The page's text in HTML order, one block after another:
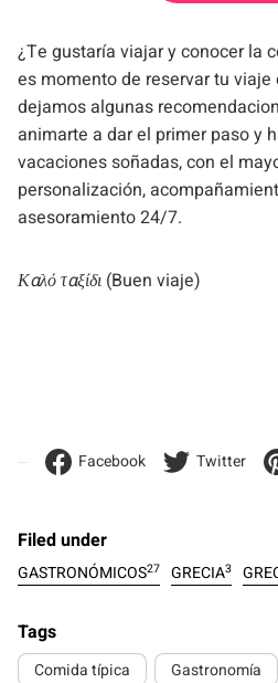
¿Te gustaría viajar y conocer la
es momento de reservar tu viaje
dejamos algunas
animarte a dar el primer paso y
vacaciones soñadas, con el
personalización,
asesoramiento 24/7.
Καλό ταξίδι (Buen viaje)
Facebook Twitter
Filed under
GASTRONÓMICOS27 GRECIA3
Tags
Comida típica Gastronomía